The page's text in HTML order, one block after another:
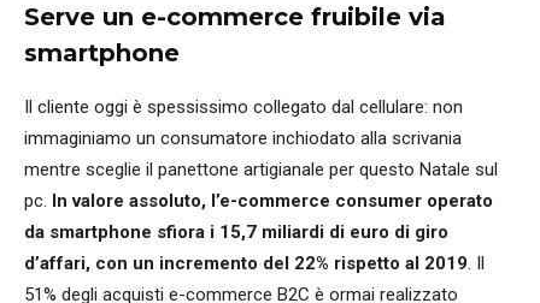
Serve un e-commerce fruibile via
smartphone
Il cliente oggi è spessissimo collegato dal cellulare: non
immaginiamo un consumatore inchiodato alla scrivania
mentre sceglie il panettone artigianale per questo Natale sul
pc. In valore assoluto, l’e-commerce consumer operato
da smartphone sfiora i 15,7 miliardi di euro di giro
d’affari, con un incremento del 22% rispetto al 2019. Il
51% degli acquisti e-commerce B2C è ormai realizzato